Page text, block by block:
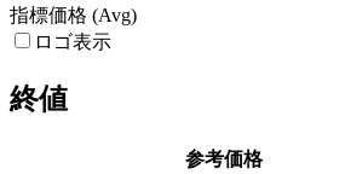
指標価格 (Avg)
ロゴ表示
終値
参考価格